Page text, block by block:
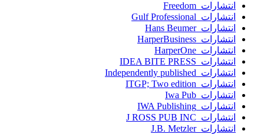
انتشارات Freedom
انتشارات Gulf Professional
انتشارات Hans Beumer
انتشارات HarperBusiness
انتشارات HarperOne
انتشارات IDEA BITE PRESS
انتشارات Independently published
انتشارات ITGP; Two edition
انتشارات Iwa Pub
انتشارات IWA Publishing
انتشارات J ROSS PUB INC
انتشارات J.B. Metzler